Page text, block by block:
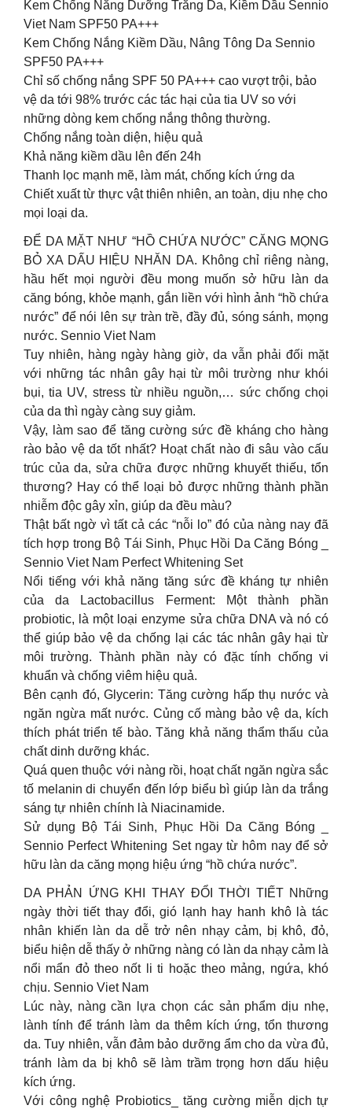
Kem Chống Nắng Dưỡng Trắng Da, Kiềm Dầu Sennio
Viet Nam SPF50 PA+++
Kem Chống Nắng Kiềm Dầu, Nâng Tông Da Sennio
SPF50 PA+++
Chỉ số chống nắng SPF 50 PA+++ cao vượt trội, bảo
vệ da tới 98% trước các tác hại của tia UV so với
những dòng kem chống nắng thông thường.
Chống nắng toàn diện, hiệu quả
Khả năng kiềm dầu lên đến 24h
Thanh lọc mạnh mẽ, làm mát, chống kích ứng da
Chiết xuất từ thực vật thiên nhiên, an toàn, dịu nhẹ cho
mọi loại da.
ĐỂ DA MẶT NHƯ “HỒ CHỨA NƯỚC” CĂNG MỌNG
BỎ XA DẤU HIỆU NHĂN DA. Không chỉ riêng nàng,
hầu hết mọi người đều mong muốn sở hữu làn da
căng bóng, khỏe mạnh, gắn liền với hình ảnh “hồ chứa
nước” để nói lên sự tràn trề, đầy đủ, sóng sánh, mọng
nước. Sennio Viet Nam
Tuy nhiên, hàng ngày hàng giờ, da vẫn phải đối mặt
với những tác nhân gây hại từ môi trường như khói
bụi, tia UV, stress từ nhiều nguồn,… sức chống chọi
của da thì ngày càng suy giảm.
Vậy, làm sao để tăng cường sức đề kháng cho hàng
rào bảo vệ da tốt nhất? Hoạt chất nào đi sâu vào cấu
trúc của da, sửa chữa được những khuyết thiếu, tổn
thương? Hay có thể loại bỏ được những thành phần
nhiễm độc gây xỉn, giúp da đều màu?
Thật bất ngờ vì tất cả các “nỗi lo” đó của nàng nay đã
tích hợp trong Bộ Tái Sinh, Phục Hồi Da Căng Bóng _
Sennio Viet Nam Perfect Whitening Set
Nổi tiếng với khả năng tăng sức đề kháng tự nhiên
của da Lactobacillus Ferment: Một thành phần
probiotic, là một loại enzyme sửa chữa DNA và nó có
thể giúp bảo vệ da chống lại các tác nhân gây hại từ
môi trường. Thành phần này có đặc tính chống vi
khuẩn và chống viêm hiệu quả.
Bên cạnh đó, Glycerin: Tăng cường hấp thụ nước và
ngăn ngừa mất nước. Củng cố màng bảo vệ da, kích
thích phát triển tế bào. Tăng khả năng thẩm thấu của
chất dinh dưỡng khác.
Quá quen thuộc với nàng rồi, hoạt chất ngăn ngừa sắc
tố melanin di chuyển đến lớp biểu bì giúp làn da trắng
sáng tự nhiên chính là Niacinamide.
Sử dụng Bộ Tái Sinh, Phục Hồi Da Căng Bóng _
Sennio Perfect Whitening Set ngay từ hôm nay để sở
hữu làn da căng mọng hiệu ứng “hồ chứa nước”.
DA PHẢN ỨNG KHI THAY ĐỔI THỜI TIẾT Những
ngày thời tiết thay đổi, gió lạnh hay hanh khô là tác
nhân khiến làn da dễ trở nên nhạy cảm, bị khô, đỏ,
biểu hiện dễ thấy ở những nàng có làn da nhạy cảm là
nổi mẩn đỏ theo nốt li ti hoặc theo mảng, ngứa, khó
chịu. Sennio Viet Nam
Lúc này, nàng cần lựa chọn các sản phẩm dịu nhẹ,
lành tính để tránh làm da thêm kích ứng, tổn thương
da. Tuy nhiên, vẫn đảm bảo dưỡng ẩm cho da vừa đủ,
tránh làm da bị khô sẽ làm trầm trọng hơn dấu hiệu
kích ứng.
Với công nghệ Probiotics_ tăng cường miễn dịch tự